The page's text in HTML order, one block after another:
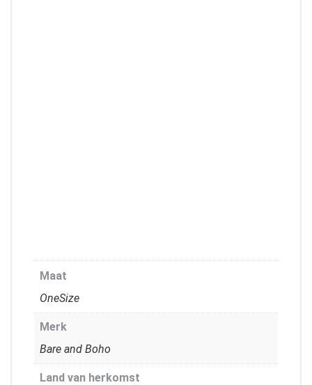
Maat
OneSize
Merk
Bare and Boho
Land van herkomst